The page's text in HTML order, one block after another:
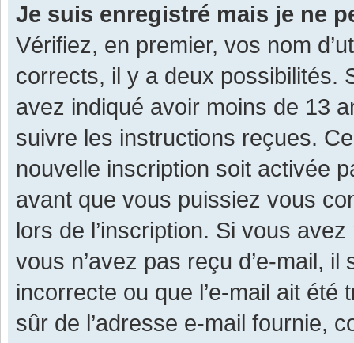
Je suis enregistré mais je ne
Vérifiez, en premier, vos nom
corrects, il y a deux possibilités.
avez indiqué avoir moins de 13
suivre les instructions reçues.
nouvelle inscription soit activée
avant que vous puissiez vous
lors de l’inscription. Si vous
vous n’avez pas reçu d’e-mail,
incorrecte ou que l’e-mail ait
sûr de l’adresse e-mail fournie,